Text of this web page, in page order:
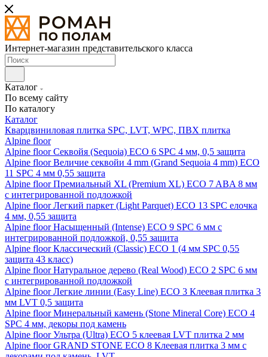
Интернет-магазин представительского класса
Каталог
По всему сайту
По каталогу
Каталог
Кварцвиниловая плитка SPC, LVT, WPC, ПВХ плитка
Alpine floor
Alpine floor Секвойя (Sequoia) ECO 6 SPC 4 мм, 0,5 защита
Alpine floor Величие секвойи 4 mm (Grand Sequoia 4 mm) ECO
11 SPC 4 мм 0,55 защита
Alpine floor Премиальный XL (Premium XL) ECO 7 ABA 8 мм
с интегрированной подложкой
Alpine floor Легкий паркет (Light Parquet) ECO 13 SPC елочка
4 мм, 0,55 защита
Alpine floor Насыщенный (Intense) ECO 9 SPC 6 мм с
интегрированной подложкой, 0,55 защита
Alpine floor Классический (Classic) ECO 1 (4 мм SPC 0,55
защита 43 класс)
Alpine floor Натуральное дерево (Real Wood) ECO 2 SPC 6 мм
с интегрированной подложкой
Alpine floor Легкие линии (Easy Line) ECO 3 Клеевая плитка 3
мм LVT 0,5 защита
Alpine floor Минеральный камень (Stone Mineral Core) ECO 4
SPC 4 мм, декоры под камень
Alpine floor Ультра (Ultra) ECO 5 клеевая LVT плитка 2 мм
Alpine floor GRAND STONE ECO 8 Клеевая плитка 3 мм с